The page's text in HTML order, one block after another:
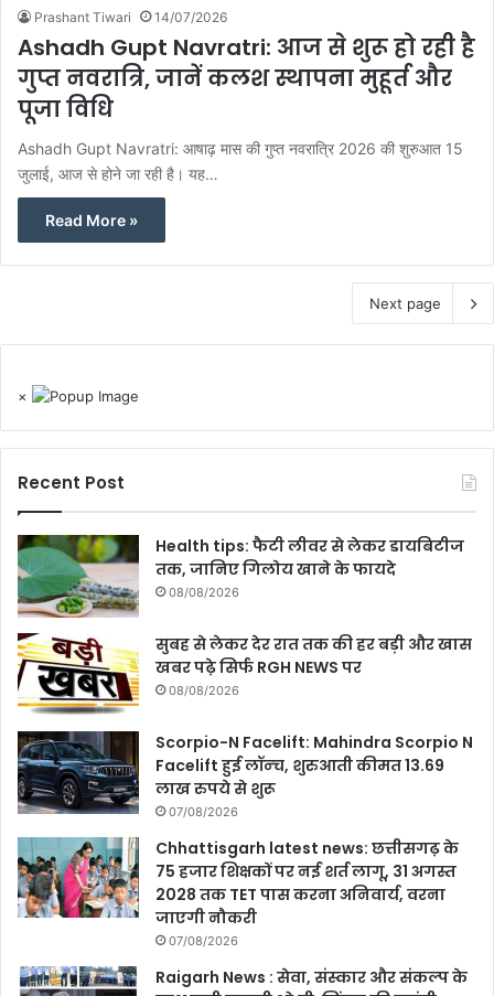
Prashant Tiwari 14/07/2026
Ashadh Gupt Navratri: आज से शुरू हो रही है
गुप्त नवरात्रि, जानें कलश स्थापना मुहूर्त और
पूजा विधि
Ashadh Gupt Navratri: आषाढ़ मास की गुप्त नवरात्रि 2026 की शुरुआत 15
जुलाई, आज से होने जा रही है। यह…
Read More »
Next page
×
Recent Post
Health tips: फैटी लीवर से लेकर डायबिटीज
तक, जानिए गिलोय खाने के फायदे
08/08/2026
सुबह से लेकर देर रात तक की हर बड़ी और खास
खबर पढ़े सिर्फ RGH NEWS पर
08/08/2026
Scorpio-N Facelift: Mahindra Scorpio N
Facelift हुई लॉन्‍च, शुरुआती कीमत 13.69
लाख रुपये से शुरू
07/08/2026
Chhattisgarh latest news: छत्तीसगढ़ के
75 हजार शिक्षकों पर नई शर्त लागू, 31 अगस्त
2028 तक TET पास करना अनिवार्य, वरना
जाएगी नौकरी
07/08/2026
Raigarh News : सेवा, संस्कार और संकल्प के